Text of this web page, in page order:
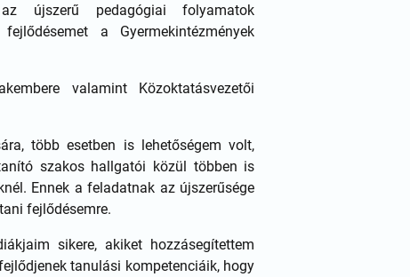
újszerű pedagógiai folyamatok
a Gyermekintézmények
valamint Közoktatásvezetői
több esetben is lehetőségem volt,
szakos hallgatói közül többen is
Ennek a feladatnak az újszerűsége
fejlődésemre.
sikere, akiket hozzásegítettem
tanulási kompetenciáik, hogy